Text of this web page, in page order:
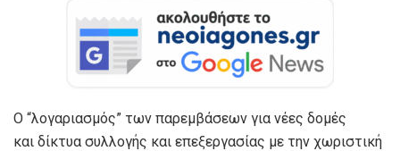
Ο “λογαριασμός” των παρεμβάσεων για νέες δομές
και δίκτυα συλλογής και επεξεργασίας με την χωριστική